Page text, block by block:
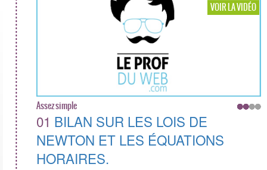
VOIR LA VIDÉO
Assez simple
01 BILAN SUR LES LOIS DE
NEWTON ET LES ÉQUATIONS
HORAIRES.